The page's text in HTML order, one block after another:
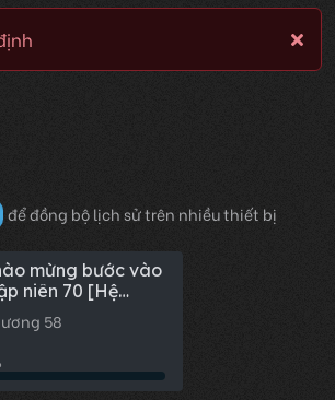
để đồng bộ lịch sử trên nhiều thiết bị
mừng bước vào
niên 70 [Hệ
58